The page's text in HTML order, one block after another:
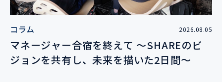
コラム 2026.08.05
マネージャー合宿を終えて 〜SHAREのビ
ジョンを共有し、未来を描いた2日間〜